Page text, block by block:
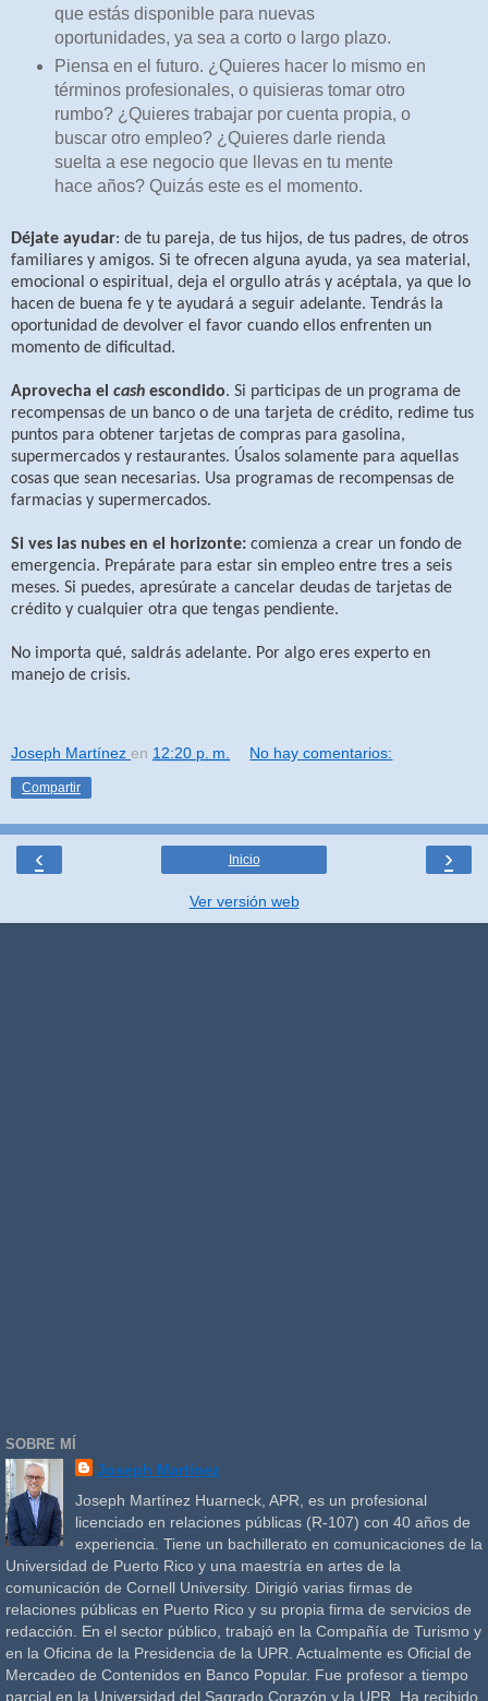
que estás disponible para nuevas
oportunidades, ya sea a corto o largo plazo.
Piensa en el futuro. ¿Quieres hacer lo mismo en
términos profesionales, o quisieras tomar otro
rumbo? ¿Quieres trabajar por cuenta propia, o
buscar otro empleo? ¿Quieres darle rienda
suelta a ese negocio que llevas en tu mente
hace años? Quizás este es el momento.
Déjate ayudar: de tu pareja, de tus hijos, de tus padres, de otros
familiares y amigos. Si te ofrecen alguna ayuda, ya sea material,
emocional o espiritual, deja el orgullo atrás y acéptala, ya que lo
hacen de buena fe y te ayudará a seguir adelante. Tendrás la
oportunidad de devolver el favor cuando ellos enfrenten un
momento de dificultad.
Aprovecha el cash escondido. Si participas de un programa de
recompensas de un banco o de una tarjeta de crédito, redime tus
puntos para obtener tarjetas de compras para gasolina,
supermercados y restaurantes. Úsalos solamente para aquellas
cosas que sean necesarias. Usa programas de recompensas de
farmacias y supermercados.
Si ves las nubes en el horizonte: comienza a crear un fondo de
emergencia. Prepárate para estar sin empleo entre tres a seis
meses. Si puedes, apresúrate a cancelar deudas de tarjetas de
crédito y cualquier otra que tengas pendiente.
No importa qué, saldrás adelante. Por algo eres experto en
manejo de crisis.
Joseph Martínez en 12:20 p. m. No hay comentarios:
Compartir
‹ ›
Inicio
Ver versión web
SOBRE MÍ
Joseph Martínez
Joseph Martínez Huarneck, APR, es un profesional
licenciado en relaciones públicas (R-107) con 40 años de
experiencia. Tiene un bachillerato en comunicaciones de la
Universidad de Puerto Rico y una maestría en artes de la
comunicación de Cornell University. Dirigió varias firmas de
relaciones públicas en Puerto Rico y su propia firma de servicios de
redacción. En el sector público, trabajó en la Compañía de Turismo y
en la Oficina de la Presidencia de la UPR. Actualmente es Oficial de
Mercadeo de Contenidos en Banco Popular. Fue profesor a tiempo
parcial en la Universidad del Sagrado Corazón y la UPR. Ha recibido